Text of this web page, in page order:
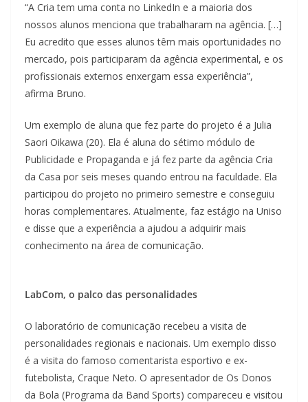
“A Cria tem uma conta no LinkedIn e a maioria dos
nossos alunos menciona que trabalharam na agência. […]
Eu acredito que esses alunos têm mais oportunidades no
mercado, pois participaram da agência experimental, e os
profissionais externos enxergam essa experiência”,
afirma Bruno.
Um exemplo de aluna que fez parte do projeto é a Julia
Saori Oikawa (20). Ela é aluna do sétimo módulo de
Publicidade e Propaganda e já fez parte da agência Cria
da Casa por seis meses quando entrou na faculdade. Ela
participou do projeto no primeiro semestre e conseguiu
horas complementares. Atualmente, faz estágio na Uniso
e disse que a experiência a ajudou a adquirir mais
conhecimento na área de comunicação.
LabCom, o palco das personalidades
O laboratório de comunicação recebeu a visita de
personalidades regionais e nacionais. Um exemplo disso
é a visita do famoso comentarista esportivo e ex-
futebolista, Craque Neto. O apresentador de Os Donos
da Bola (Programa da Band Sports) compareceu e visitou